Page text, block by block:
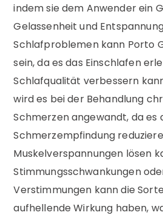
indem sie dem Anwender ein
Gelassenheit und
Schlafproblemen kann Porto
sein, da es das Einschlafen
Schlafqualität verbessern
wird es bei der Behandlung
Schmerzen angewandt, da es
Schmerzempfindung
Muskelverspannungen lösen
Stimmungsschwankungen
Verstimmungen kann die
aufhellende Wirkung haben,